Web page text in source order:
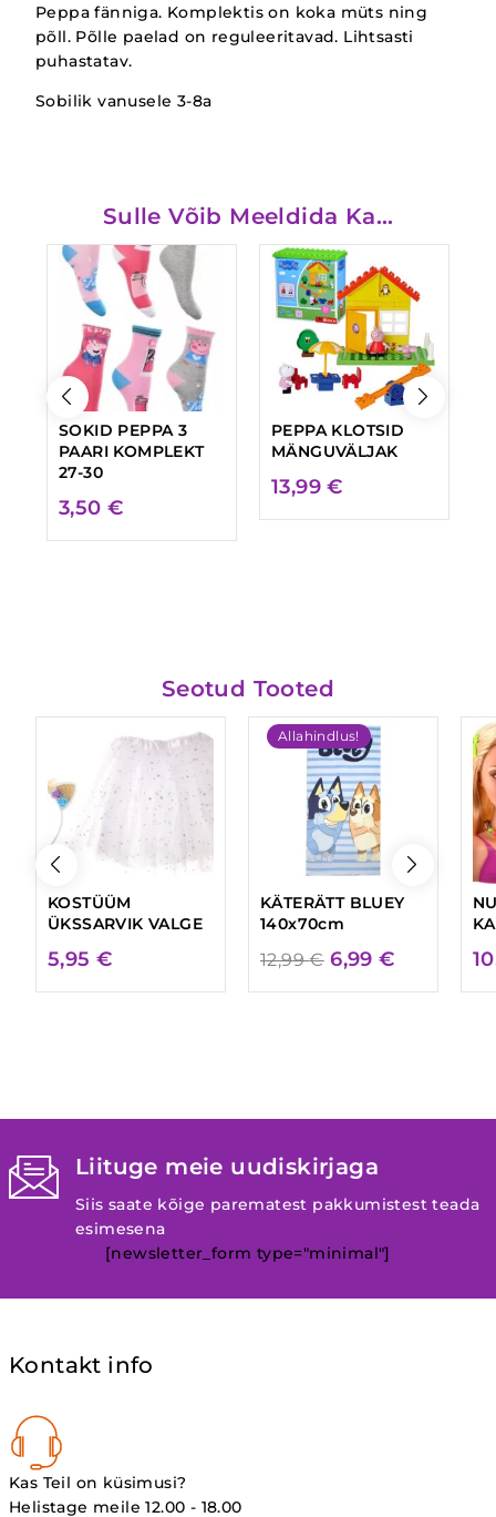
Peppa fänniga. Komplektis on koka müts ning
põll. Põlle paelad on reguleeritavad. Lihtsasti
puhastatav.
Sobilik vanusele 3-8a
Sulle Võib Meeldida Ka…
SOKID PEPPA 3
PAARI KOMPLEKT
27-30
3,50 €
PEPPA KLOTSID
MÄNGUVÄLJAK
13,99€
Seotud Tooted
KOSTÜÜM
ÜKSSARVIK VALGE
5,95 €
Allahindlus!
KÄTERÄTT BLUEY
140x70cm
12,99€ Algne
hind
6,99€Praegune
hind
Liituge meie uudiskirjaga
Siis saate kõige parematest pakkumistest teada
esimesena
[newsletter_form type="minimal"]
Kontakt info
Kas Teil on küsimusi?
Helistage meile 12.00 - 18.00